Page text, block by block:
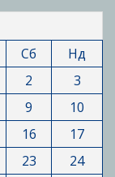
Сб
Нд
2
3
9
10
16
17
23
24